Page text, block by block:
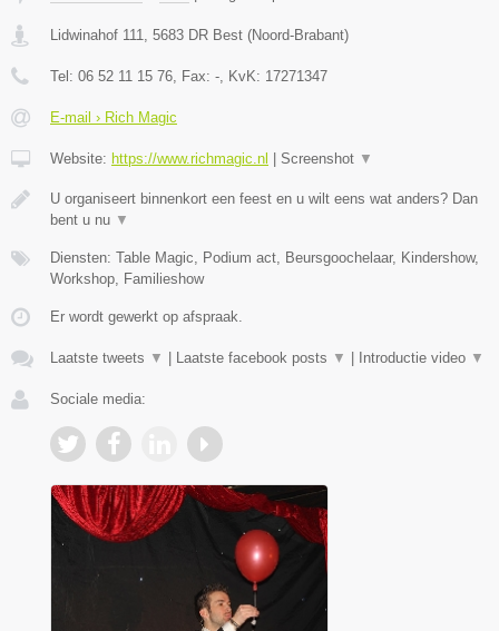
Lidwinahof 111 5683 DR Best (Noord-Brabant)
Tel: 06 52 11 15 76 , Fax: - , KvK: 17271347
E-mail › Rich Magic
Website: https://www.richmagic.nl Screenshot ▼
U organiseert binnenkort een feest en u wilt eens wat anders? Dan
bent u nu ▼
Diensten: Table Magic, Podium act, Beursgoochelaar, Kindershow,
Workshop, Familieshow
Er wordt gewerkt op afspraak.
Laatste tweets ▼ Laatste facebook posts ▼ Introductie video ▼
Sociale media: